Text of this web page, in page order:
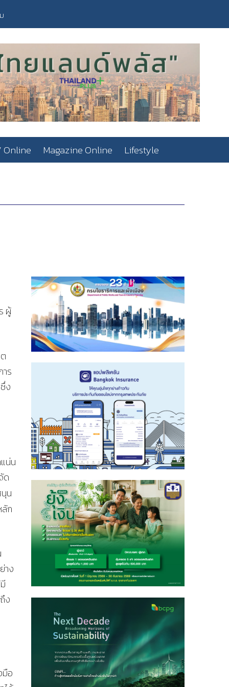
Online Magazine Online Lifestyle
ผู้
ร
ง
น่น
ด
น
ก
าง
ง
มือ